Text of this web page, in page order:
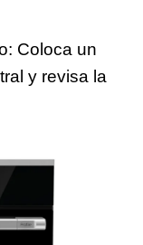
Coloca un
y revisa la